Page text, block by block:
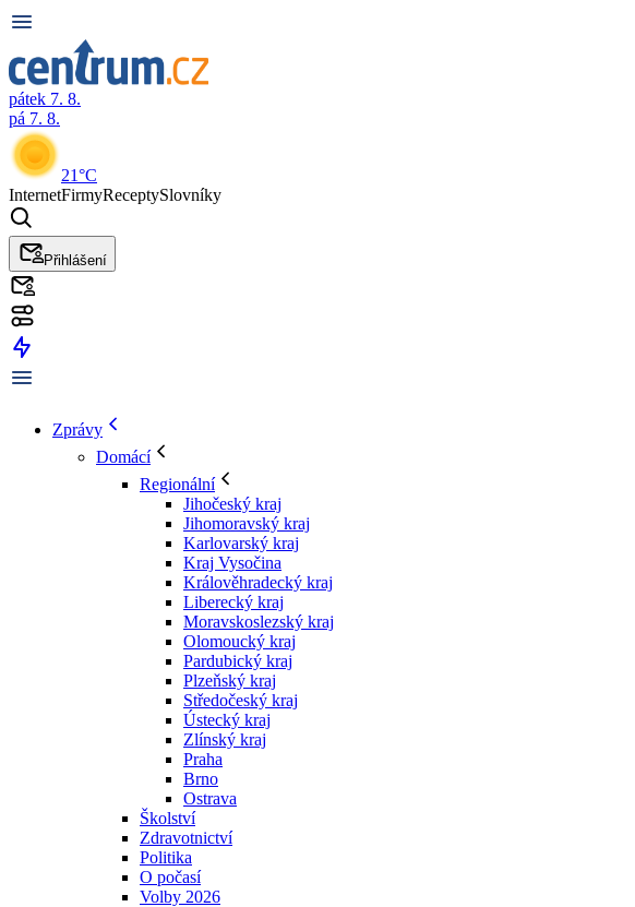
pátek 7. 8.
pá 7. 8.
21°C
InternetFirmyReceptySlovníky
Přihlášení
Zprávy
Domácí
Regionální
Jihočeský kraj
Jihomoravský kraj
Karlovarský kraj
Kraj Vysočina
Králověhradecký kraj
Liberecký kraj
Moravskoslezský kraj
Olomoucký kraj
Pardubický kraj
Plzeňský kraj
Středočeský kraj
Ústecký kraj
Zlínský kraj
Praha
Brno
Ostrava
Školství
Zdravotnictví
Politika
O počasí
Volby 2026